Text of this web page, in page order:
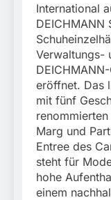
International
DEICHMANN
Verwaltungs-
eröffnet. Das
mit fünf
Marg und
Entree des
steht für
hohe
einem